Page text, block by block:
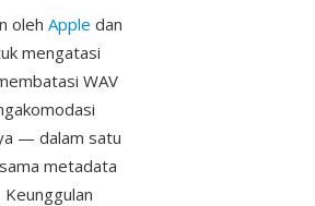
oleh Apple dan
mengatasi
WAV
— dalam satu
metadata